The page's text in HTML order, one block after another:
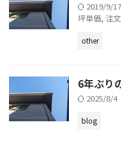
2019/9/17
坪単価, 注
other
6年ぶり
2025/8/4
blog